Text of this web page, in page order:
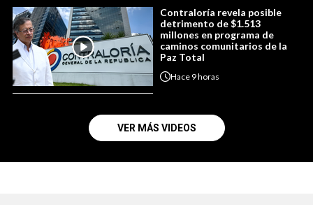
Contraloría revela posible
detrimento de $1.513
millones en programa de
caminos comunitarios de la
Paz Total
Hace 9 horas
VER MÁS VIDEOS